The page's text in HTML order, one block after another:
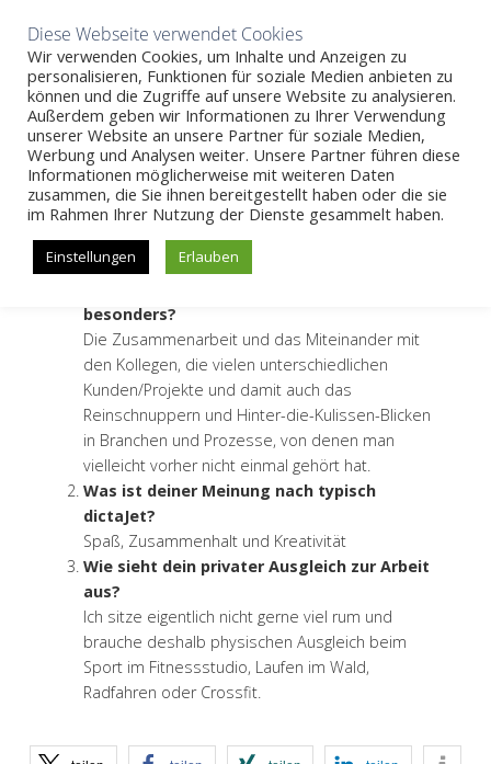
Aktuelles Unternehmen
SKIP
TO
CONTENT
Team>>Stefan
Stefan
besonders?
Die Zusammenarbeit und das Miteinander mit
den Kollegen, die vielen unterschiedlichen
Kunden/Projekte und damit auch das
Reinschnuppern und Hinter-die-Kulissen-Blicken
in Branchen und Prozesse, von denen man
vielleicht vorher nicht einmal gehört hat.
Was ist deiner Meinung nach typisch
dictaJet?
Spaß, Zusammenhalt und Kreativität
Wie sieht dein privater Ausgleich zur Arbeit
aus?
Ich sitze eigentlich nicht gerne viel rum und
brauche deshalb physischen Ausgleich beim
Sport im Fitnessstudio, Laufen im Wald,
Radfahren oder Crossfit.
Diese Webseite verwendet Cookies
Wir verwenden Cookies, um Inhalte und Anzeigen zu
personalisieren, Funktionen für soziale Medien anbieten zu
können und die Zugriffe auf unsere Website zu analysieren.
Außerdem geben wir Informationen zu Ihrer Verwendung
unserer Website an unsere Partner für soziale Medien,
Werbung und Analysen weiter. Unsere Partner führen diese
Informationen möglicherweise mit weiteren Daten
zusammen, die Sie ihnen bereitgestellt haben oder die sie
im Rahmen Ihrer Nutzung der Dienste gesammelt haben.
Einstellungen Erlauben